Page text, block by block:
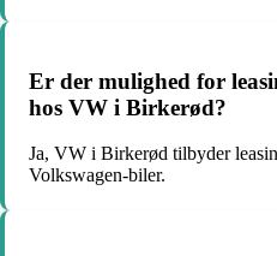
Er der mulighed for
hos VW i Birkerød?
Ja, VW i Birkerød tilbyder
Volkswagen-biler.